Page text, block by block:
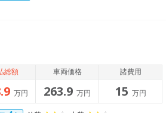
総額
万円
車両価格
263.9 万円
諸費用
15 万円